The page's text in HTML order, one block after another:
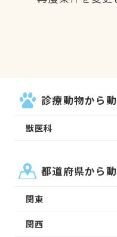
診療動物から
獣医科
都道府県から
関東
関西